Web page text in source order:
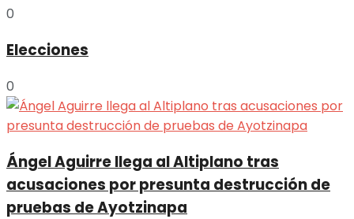
0
Elecciones
0
Ángel Aguirre llega al Altiplano tras
acusaciones por presunta destrucción de
pruebas de Ayotzinapa